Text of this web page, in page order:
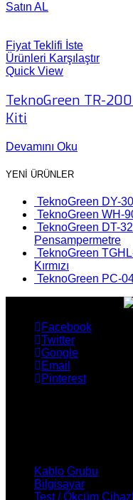
Satın AL
Fiyat Teklifi İste
Ürünleri Karşılaştır
Quick View
TeknoGreen TR-
Kiti
Devamını Oku
YENİ ÜRÜNLER
TeknoGreen DY-
TeknoGreen WH-
TeknoGreen DT-
Pensampermetre
TeknoGreen
Kırmızı
TeknoGreen PC-
Facebook
Twitter
Google
Email
Pinterest
Kablo Grubu
Bilgisayar
Test / Ökçüm